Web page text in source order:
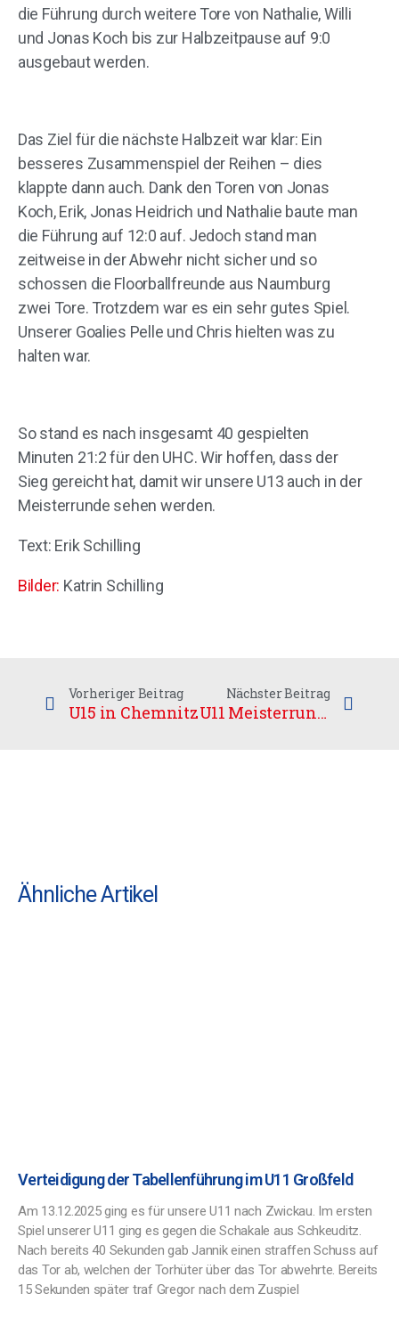
die Führung durch weitere Tore von Nathalie, Willi
und Jonas Koch bis zur Halbzeitpause auf 9:0
ausgebaut werden.
Das Ziel für die nächste Halbzeit war klar: Ein
besseres Zusammenspiel der Reihen – dies
klappte dann auch. Dank den Toren von Jonas
Koch, Erik, Jonas Heidrich und Nathalie baute man
die Führung auf 12:0 auf. Jedoch stand man
zeitweise in der Abwehr nicht sicher und so
schossen die Floorballfreunde aus Naumburg
zwei Tore. Trotzdem war es ein sehr gutes Spiel.
Unserer Goalies Pelle und Chris hielten was zu
halten war.
So stand es nach insgesamt 40 gespielten
Minuten 21:2 für den UHC. Wir hoffen, dass der
Sieg gereicht hat, damit wir unsere U13 auch in der
Meisterrunde sehen werden.
Text: Erik Schilling
Bilder: Katrin Schilling
Vorheriger Beitrag
U15 in Chemnitz
Nächster Beitrag
U11 Meisterrunde
Ähnliche Artikel
Verteidigung der Tabellenführung im U11 Großfeld
Am 13.12.2025 ging es für unsere U11 nach Zwickau. Im ersten
Spiel unserer U11 ging es gegen die Schakale aus Schkeuditz.
Nach bereits 40 Sekunden gab Jannik einen straffen Schuss auf
das Tor ab, welchen der Torhüter über das Tor abwehrte. Bereits
15 Sekunden später traf Gregor nach dem Zuspiel